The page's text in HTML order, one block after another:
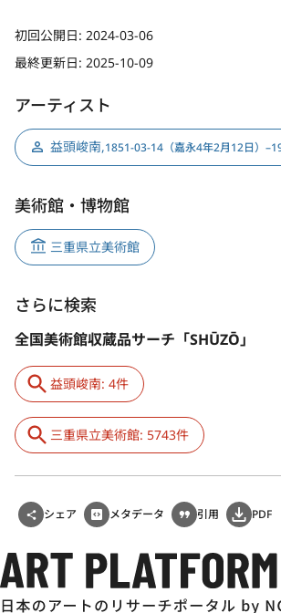
初回公開日: 2024-03-06
最終更新日: 2025-10-09
アーティスト
益頭峻南,1851-03-14（嘉永4年2月12日）
美術館・博物館
三重県立美術館
さらに検索
全国美術館収蔵品サーチ「SHŪZŌ」
益頭峻南: 4件
三重県立美術館: 5743件
シェア メタデータ 引用 PDF